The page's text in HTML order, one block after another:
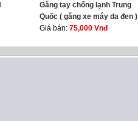
Găng tay chống lạnh Trung
Quốc ( găng xe máy da đen )
Giá bán: 75,000 Vnđ